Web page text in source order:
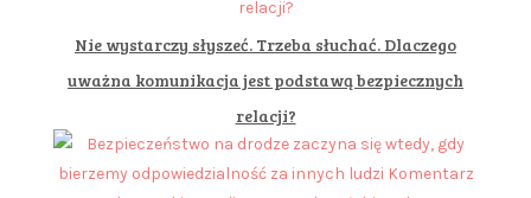
Nie wystarczy słyszeć. Trzeba słuchać. Dlaczego
uważna komunikacja jest podstawą bezpiecznych
relacji?